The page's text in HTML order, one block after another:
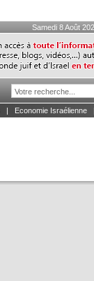
Samedi 8 Août
| Economie Israélienne